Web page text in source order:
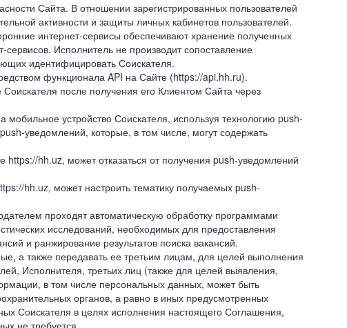
Сайта. В отношении зарегистрированных пользователей
активности и защиты личных кабинетов пользователей.
интернет-сервисы обеспечивают хранение полученных
Исполнитель не производит сопоставление
идентифицировать Соискателя.
функционала API на Сайте (https://api.hh.ru).
после получения его Клиентом Сайта через
устройство Соискателя, используя технологию push-
уведомлений, которые, в том числе, могут содержать
hh.uz, может отказаться от получения push-уведомлений
hh.uz, может настроить тематику получаемых push-
проходят автоматическую обработку программами
исследований, необходимых для предоставления
и ранжирование результатов поиска вакансий.
а также передавать ее третьим лицам, для целей выполнения
Исполнителя, третьих лиц (также для целей выявления,
в том числе персональных данных, может быть
органов, а равно в иных предусмотренных
Соискателя в целях исполнения настоящего Соглашения,
не требуется.